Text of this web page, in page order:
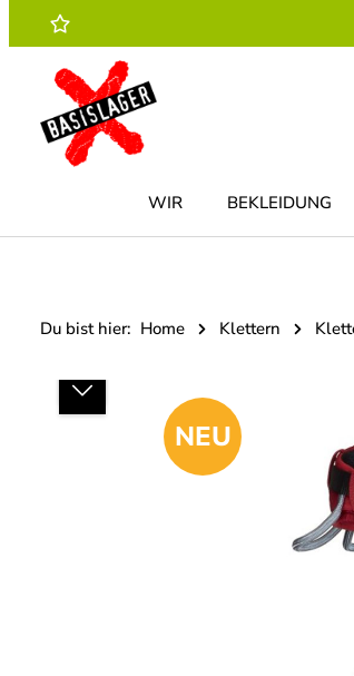
Hauptinhalt springen
Zur Suche springen
Zur Hauptnavigation springen
WIR BEKLEIDUNG
Du bist hier: Home Klettern
Bildergalerie überspringen
NEU